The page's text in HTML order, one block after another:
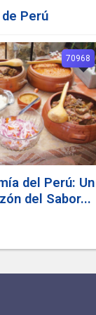
Perú
del Perú: Un
del Sabor...
70968